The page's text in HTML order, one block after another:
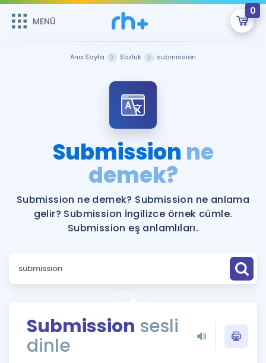
MENÜ
0
Şifremi Hatırlamıyorum
Sepetin Şu An Boş.
Remzi Hoca ile seni sınava hazırlayacak onlarca eğitim seni
bekliyor!
MENÜ
Katılımcı Görüşleri
Faydalı Araçlar
Ücretsiz Kaynaklar
ÖSYM Sınav Takvimi
Kampanyalar
İngilizce Gramer
Ana Sayfa Sözlük submission
Submission ne
demek?
Submission ne demek? Submission ne anlama
gelir? Submission İngilizce örnek cümle.
Submission eş anlamlıları.
Submission sesli
dinle